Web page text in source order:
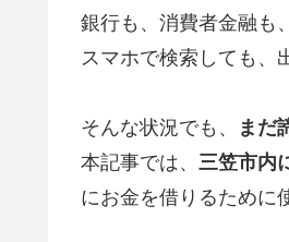
銀行も、消費者金融も
スマホで検索しても、
そんな状況でも、 まだ
本記事では、 三笠市内
にお金を借りるために